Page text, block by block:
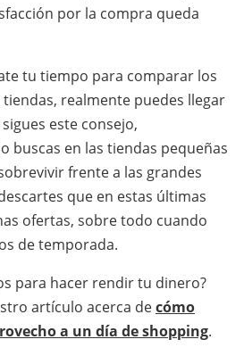
por la compra queda
tu tiempo para comparar los
realmente puedes llegar
este consejo,
buscas en las tiendas pequeñas
frente a las grandes
que en estas últimas
ofertas, sobre todo cuando
de temporada.
para hacer rendir tu dinero?
artículo acerca decómo
a un día de shopping.